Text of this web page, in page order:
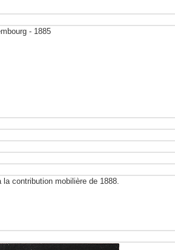
- 1885
contribution mobilière de 1888.